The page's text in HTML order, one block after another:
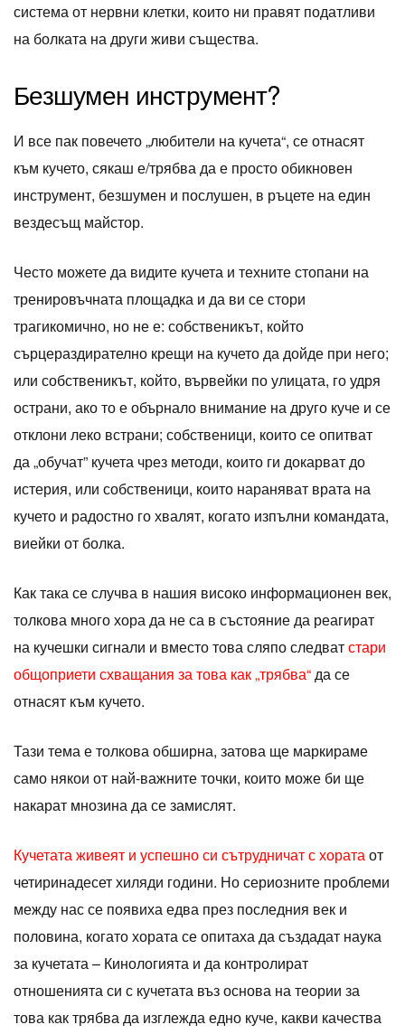
система от нервни клетки, които ни правят податливи
на болката на други живи същества.
Безшумен инструмент?
И все пак повечето „любители на кучета“, се отнасят
към кучето, сякаш е/трябва да е просто обикновен
инструмент, безшумен и послушен, в ръцете на един
вездесъщ майстор.
Често можете да видите кучета и техните стопани на
тренировъчната площадка и да ви се стори
трагикомично, но не е: собственикът, който
сърцераздирателно крещи на кучето да дойде при него;
или собственикът, който, вървейки по улицата, го удря
острани, ако то е обърнало внимание на друго куче и се
отклони леко встрани; собственици, които се опитват
да „обучат” кучета чрез методи, които ги докарват до
истерия, или собственици, които нараняват врата на
кучето и радостно го хвалят, когато изпълни командата,
виейки от болка.
Как така се случва в нашия високо информационен век,
толкова много хора да не са в състояние да реагират
на кучешки сигнали и вместо това сляпо следватстари
общоприети схващания за това как „трябва“да се
отнасят към кучето.
Тази тема е толкова обширна, затова ще маркираме
само някои от най-важните точки, които може би ще
накарат мнозина да се замислят.
Кучетата живеят и успешно си сътрудничат с хоратаот
четиринадесет хиляди години. Но сериозните проблеми
между нас се появиха едва през последния век и
половина, когато хората се опитаха да създадат наука
за кучетата – Кинологията и да контролират
отношенията си с кучетата въз основа на теории за
това как трябва да изглежда едно куче, какви качества